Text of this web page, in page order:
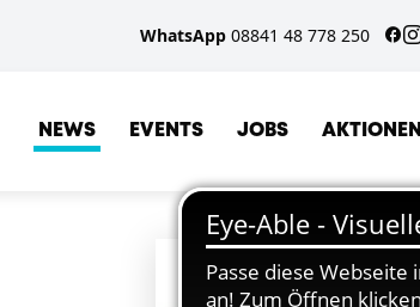
WhatsApp 08841 48 778 250
NEWS EVENTS JOBS AKTIONEN
ORTE